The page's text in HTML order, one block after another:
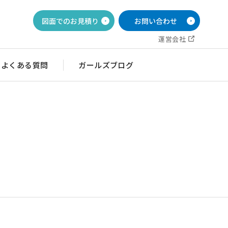
図面でのお見積り お問い合わせ
運営会社
銘板
よくある質問 ガールズブログ